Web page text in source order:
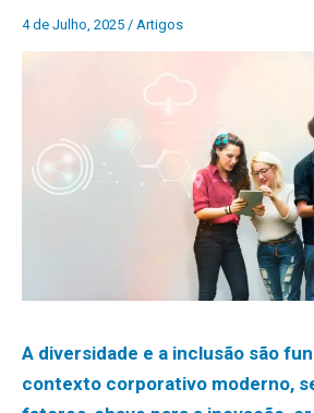
4 de Julho, 2025 / Artigos
A diversidade e a inclusão são
contexto corporativo moderno,